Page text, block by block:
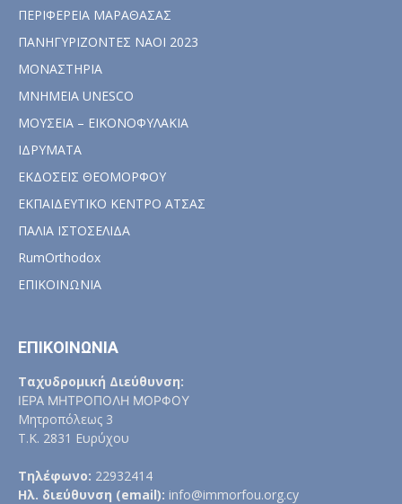
ΠΕΡΙΦΕΡΕΙΑ ΜΑΡΑΘΑΣΑΣ
ΠΑΝΗΓΥΡΙΖΟΝΤΕΣ ΝΑΟΙ 2023
ΜΟΝΑΣΤΗΡΙΑ
ΜΝΗΜΕΙΑ UNESCO
ΜΟΥΣΕΙΑ – ΕΙΚΟΝΟΦΥΛΑΚΙΑ
ΙΔΡΥΜΑΤΑ
ΕΚΔΟΣΕΙΣ ΘΕΟΜΟΡΦΟΥ
ΕΚΠΑΙΔΕΥΤΙΚΟ ΚΕΝΤΡΟ ΑΤΣΑΣ
ΠΑΛΙΑ ΙΣΤΟΣΕΛΙΔΑ
RumOrthodox
ΕΠΙΚΟΙΝΩΝΙΑ
ΕΠΙΚΟΙΝΩΝΙΑ
Ταχυδρομική Διεύθυνση:
ΙΕΡΑ ΜΗΤΡΟΠΟΛΗ ΜΟΡΦΟΥ
Μητροπόλεως 3
Τ.Κ. 2831 Ευρύχου
Τηλέφωνο: 22932414
Ηλ. διεύθυνση (email): info@immorfou.org.cy